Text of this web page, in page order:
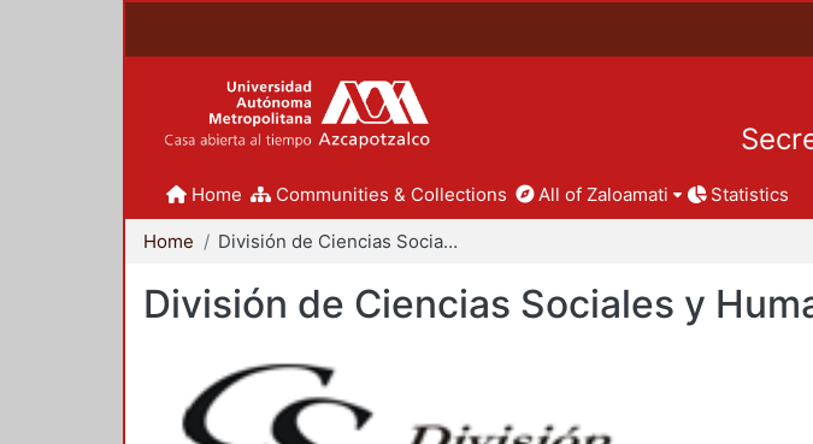
Home Communities & Collections All of Zaloamati Statistics
Home División de Ciencias Sociales y Humanidades
División de Ciencias Sociales y